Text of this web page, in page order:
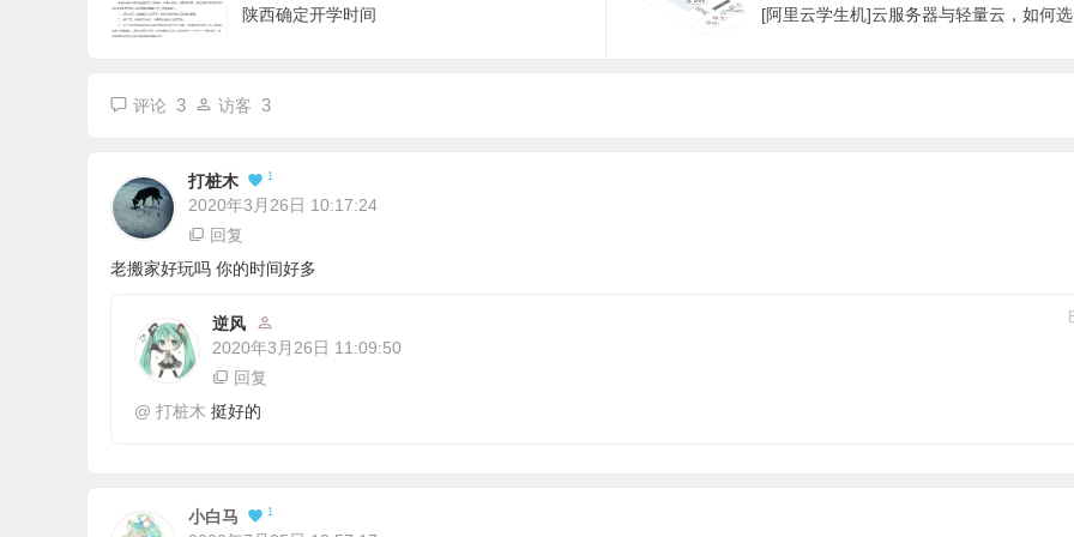
陕西确定开学时间 [阿里云学生机]云服务器与轻量云，如何选
评论 3 访客 3
打桩木 1
2020年3月26日 10:17:24
回复
老搬家好玩吗 你的时间好多
逆风
2020年3月26日 11:09:50
回复
@ 打桩木 挺好的
小白马 1